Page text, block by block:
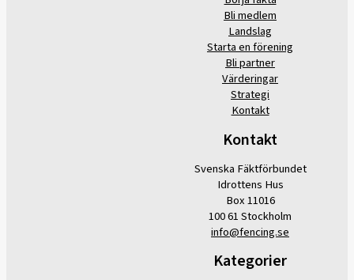
Bli medlem
Landslag
Starta en förening
Bli partner
Värderingar
Strategi
Kontakt
Kontakt
Svenska Fäktförbundet
Idrottens Hus
Box 11016
100 61 Stockholm
info@fencing.se
Kategorier